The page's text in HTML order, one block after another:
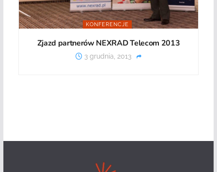
KONFERENCJE
Zjazd partnerów NEXRAD Telecom 2013
3 grudnia, 2013